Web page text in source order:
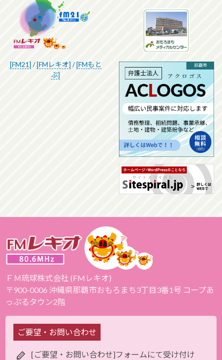
[FM21] /[FMレキオ] /[FMもと
ぶ]
ＦＭ琉球株式会社 (FMレキオ)
〒900-0006 沖縄県那覇市おもろまち3丁目3番1号 コープあ
っぷるタウン2階
ご要望・お問い合わせ
[ご要望・お問い合わせ]フォームにて受け付け